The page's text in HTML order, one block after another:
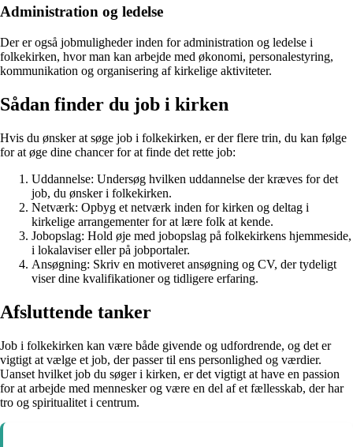
Administration og ledelse
Der er også jobmuligheder inden for administration og ledelse i
folkekirken, hvor man kan arbejde med økonomi, personalestyring,
kommunikation og organisering af kirkelige aktiviteter.
Sådan finder du job i kirken
Hvis du ønsker at søge job i folkekirken, er der flere trin, du kan følge
for at øge dine chancer for at finde det rette job:
Uddannelse: Undersøg hvilken uddannelse der kræves for det
job, du ønsker i folkekirken.
Netværk: Opbyg et netværk inden for kirken og deltag i
kirkelige arrangementer for at lære folk at kende.
Jobopslag: Hold øje med jobopslag på folkekirkens hjemmeside,
i lokalaviser eller på jobportaler.
Ansøgning: Skriv en motiveret ansøgning og CV, der tydeligt
viser dine kvalifikationer og tidligere erfaring.
Afsluttende tanker
Job i folkekirken kan være både givende og udfordrende, og det er
vigtigt at vælge et job, der passer til ens personlighed og værdier.
Uanset hvilket job du søger i kirken, er det vigtigt at have en passion
for at arbejde med mennesker og være en del af et fællesskab, der har
tro og spiritualitet i centrum.